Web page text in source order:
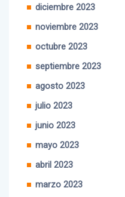
diciembre 2023
noviembre 2023
octubre 2023
septiembre 2023
agosto 2023
julio 2023
junio 2023
mayo 2023
abril 2023
marzo 2023